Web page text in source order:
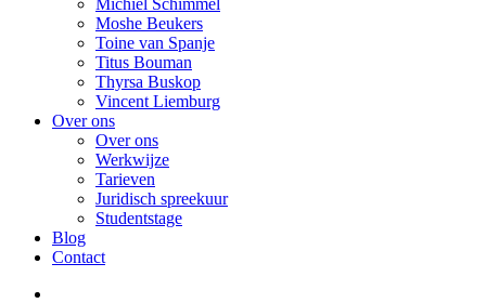
Michiel Schimmel
Moshe Beukers
Toine van Spanje
Titus Bouman
Thyrsa Buskop
Vincent Liemburg
Over ons
Over ons
Werkwijze
Tarieven
Juridisch spreekuur
Studentstage
Blog
Contact